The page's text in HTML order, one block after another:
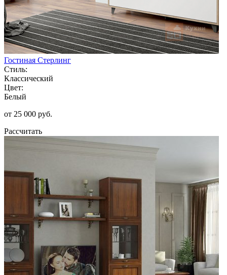
Гостиная Стерлинг
Стиль:
Классический
Цвет:
Белый
от 25 000 руб.
Рассчитать